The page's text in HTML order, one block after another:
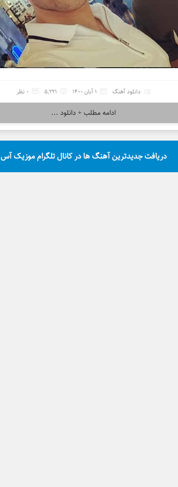
دانلود آهنگ 1 آبان 1400 5,221 0 نظر
ادامه مطلب + دانلود ...
دریافت جدیدترین آهنگ ها در کانال تلگرام موزیک آس